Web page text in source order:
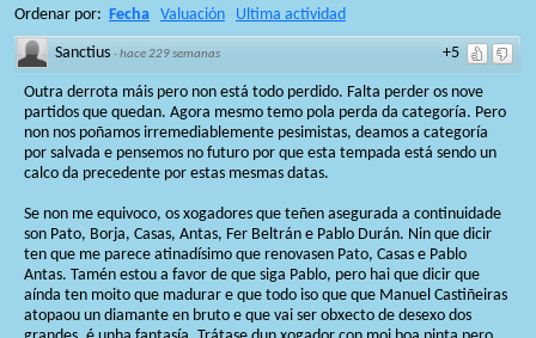
Ordenar por: Fecha Valuación Ultima actividad
+5
Sanctius ·hace 229 semanas
Outra derrota máis pero non está todo perdido. Falta perder os nove
partidos que quedan. Agora mesmo temo pola perda da categoría. Pero
non nos poñamos irremediablemente pesimistas, deamos a categoría
por salvada e pensemos no futuro por que esta tempada está sendo un
calco da precedente por estas mesmas datas.
Se non me equivoco, os xogadores que teñen asegurada a continuidade
son Pato, Borja, Casas, Antas, Fer Beltrán e Pablo Durán. Nin que dicir
ten que me parece atinadísimo que renovasen Pato, Casas e Pablo
Antas. Tamén estou a favor de que siga Pablo, pero hai que dicir que
aínda ten moito que madurar e que todo iso que que Manuel Castiñeiras
atopaou un diamante en bruto e que vai ser obxecto de desexo dos